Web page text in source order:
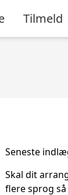
Tilmeld
Seneste
Skal dit
flere sprog